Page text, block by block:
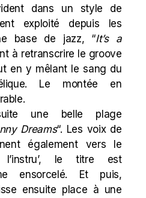
dans un style de
exploité depuis les
base de jazz, “It’s a
à retranscrire le groove
en y mêlant le sang du
Le montée en
une belle plage
Dreams“. Les voix de
également vers le
l’instru’, le titre est
ensorcelé. Et puis,
ensuite place à une